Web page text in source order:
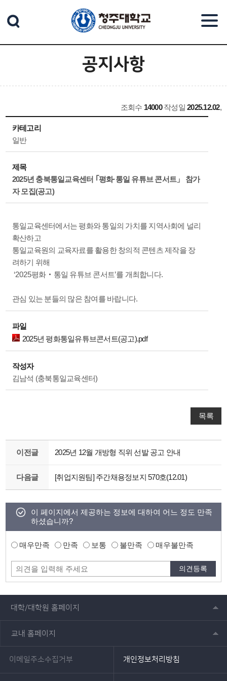
공지사항
조회수 14000 작성일2025.12.02,
카테고리
일반
제목
2025년 충북통일교육센터 ｢평화·통일 유튜브 콘서트」 참가
자 모집(공고)
통일교육센터에서는 평화와 통일의 가치를 지역사회에 널리
확산하고
통일교육원의 교육자료를 활용한 창의적 콘텐츠 제작을 장
려하기 위해
‘2025평화‧ 통일 유튜브 콘서트’를 개최합니다.
관심 있는 분들의 많은 참여를 바랍니다.
파일
2025년 평화통일유튜브콘서트(공고).pdf
작성자
김남석 (충북통일교육센터)
목록
이전글 2025년 12월 개방형 직위 선발 공고 안내
다음글 [취업지원팀] 주간채용정보지 570호(12.01)
이 페이지에서 제공하는 정보에 대하여 어느 정도 만족
하셨습니까?
매우만족 만족 보통 불만족 매우불만족
대학/대학원 홈페이지
교내 홈페이지
이메일주소수집거부 개인정보처리방침